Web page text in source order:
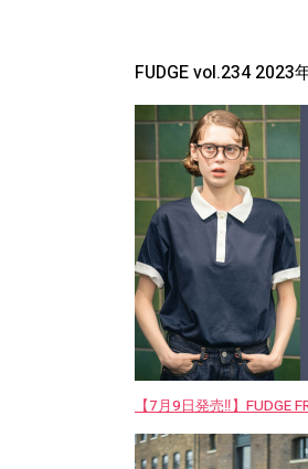
FUDGE vol.234 2023
【7月9日発売‼︎】FUDGE